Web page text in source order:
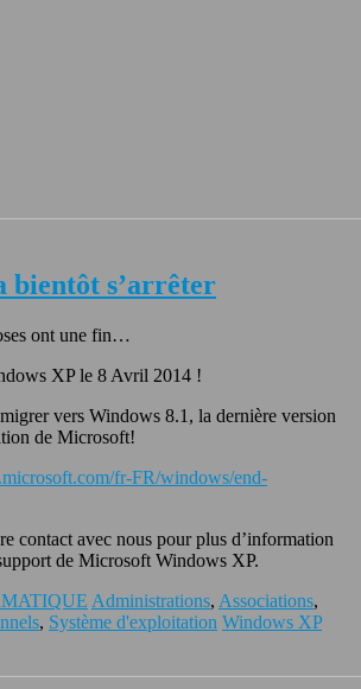
bientôt s’arrêter
ont une fin…
XP le 8 Avril 2014 !
vers Windows 8.1, la dernière version
de Microsoft!
fr-FR/windows/end-
contact avec nous pour plus d’information
de Microsoft Windows XP.
Administrations, Associations,
, Système d'exploitation Windows XP